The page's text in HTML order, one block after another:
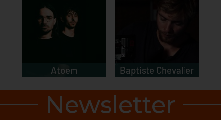
Atoem Baptiste Chevalier
Newsletter